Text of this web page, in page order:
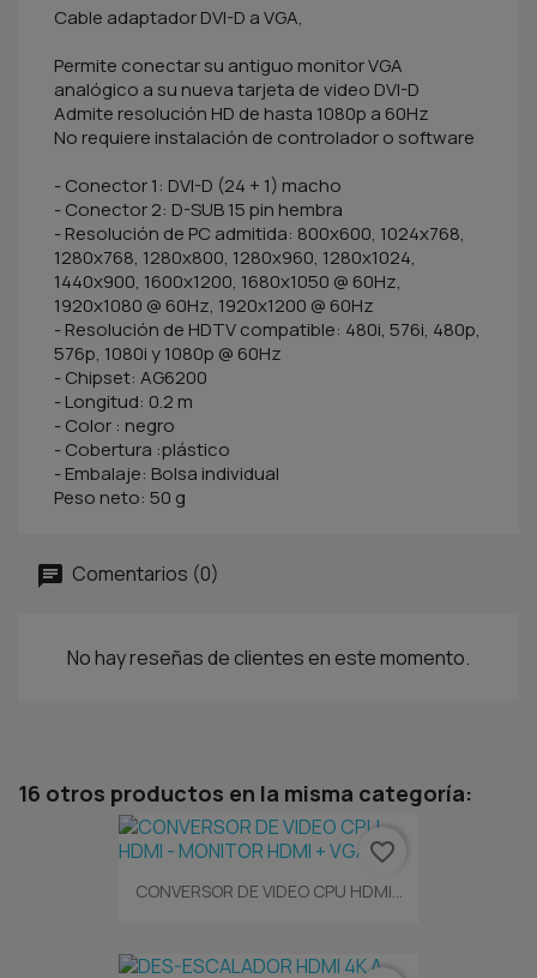
Cable adaptador DVI-D a VGA,
Permite conectar su antiguo monitor VGA
analógico a su nueva tarjeta de video DVI-D
Admite resolución HD de hasta 1080p a 60Hz
No requiere instalación de controlador o software
- Conector 1: DVI-D (24 + 1) macho
- Conector 2: D-SUB 15 pin hembra
- Resolución de PC admitida: 800x600, 1024x768,
1280x768, 1280x800, 1280x960, 1280x1024,
1440x900, 1600x1200, 1680x1050 @ 60Hz,
1920x1080 @ 60Hz, 1920x1200 @ 60Hz
- Resolución de HDTV compatible: 480i, 576i, 480p,
576p, 1080i y 1080p @ 60Hz
- Chipset: AG6200
- Longitud: 0.2 m
- Color : negro
- Cobertura :plástico
- Embalaje: Bolsa individual
Peso neto: 50 g
Comentarios (0)
No hay reseñas de clientes en este momento.
16 otros productos en la misma categoría:
CONVERSOR DE VIDEO CPU HDMI...
favorite_border